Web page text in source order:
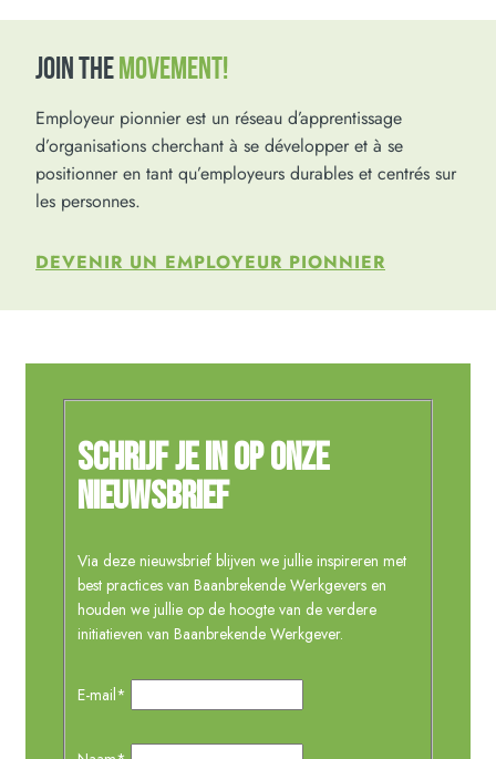
JOIN THEMOVEMENT!
Employeur pionnier est un réseau d’apprentissage
d’organisations cherchant à se développer et à se
positionner en tant qu’employeurs durables et centrés sur
les personnes.
DEVENIR UN EMPLOYEUR PIONNIER